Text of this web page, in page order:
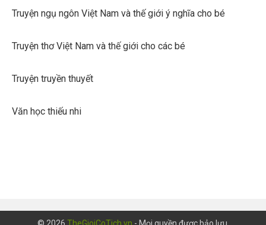
Truyện ngụ ngôn Việt Nam và thế giới ý nghĩa cho bé
Truyện thơ Việt Nam và thế giới cho các bé
Truyện truyền thuyết
Văn học thiếu nhi